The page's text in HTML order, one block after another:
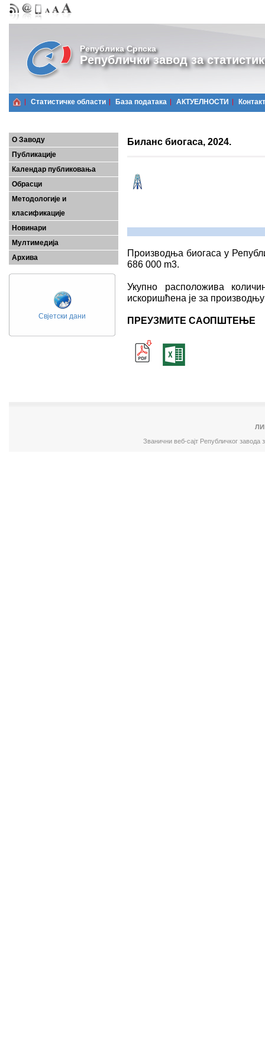
Република Српска
Републички завод за
Статистичке области Базa података АКТУЕЛНОСТИ Контакт
О Заводу
Публикације
Календар публиковања
Обрасци
Методологије и
класификације
Новинари
Мултимедија
Архива
Свјетски дани
Биланс биогаса, 2024.
Производња биогаса у
686 000 m3.
Укупно расположива
искоришћена је за
ПРЕУЗМИТЕ САОПШТЕЊЕ
Званични веб-сајт Републичког